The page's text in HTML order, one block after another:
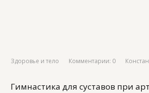
Здоровье и тело Комментарии: 0
Гимнастика для суставов при